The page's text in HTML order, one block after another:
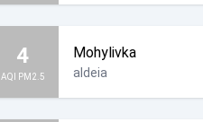
4
AQI PM2.5
Mohylivka
aldeia